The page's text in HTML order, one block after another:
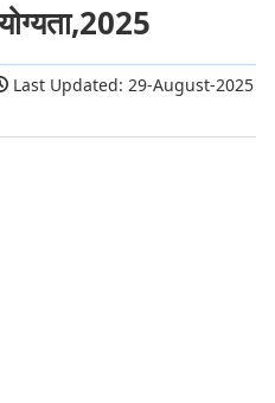
Last Updated: 29-August-2025